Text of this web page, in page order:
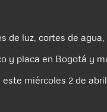
de luz, cortes de agua,
y placa en Bogotá y
miércoles 2 de